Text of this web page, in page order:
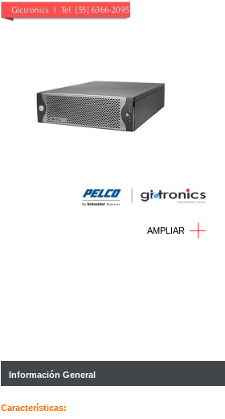
AMPLIAR
Información General
Características: